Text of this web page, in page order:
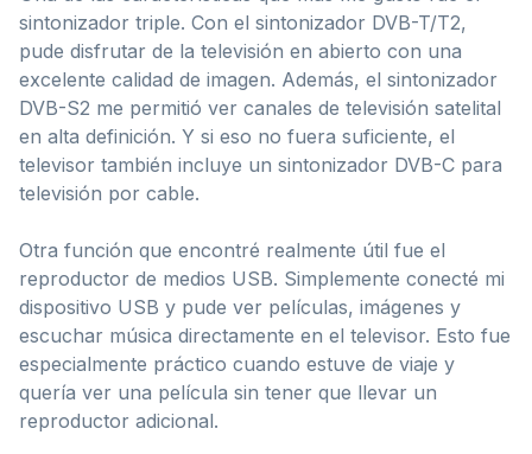
sintonizador triple. Con el sintonizador DVB-T/T2,
pude disfrutar de la televisión en abierto con una
excelente calidad de imagen. Además, el sintonizador
DVB-S2 me permitió ver canales de televisión satelital
en alta definición. Y si eso no fuera suficiente, el
televisor también incluye un sintonizador DVB-C para
televisión por cable.
Otra función que encontré realmente útil fue el
reproductor de medios USB. Simplemente conecté mi
dispositivo USB y pude ver películas, imágenes y
escuchar música directamente en el televisor. Esto fue
especialmente práctico cuando estuve de viaje y
quería ver una película sin tener que llevar un
reproductor adicional.